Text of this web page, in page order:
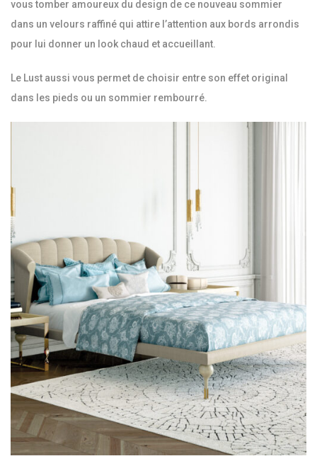
vous tomber amoureux du design de ce nouveau sommier
dans un velours raffiné qui attire l’attention aux bords arrondis
pour lui donner un look chaud et accueillant.
Le Lust aussi vous permet de choisir entre son effet original
dans les pieds ou un sommier rembourré.